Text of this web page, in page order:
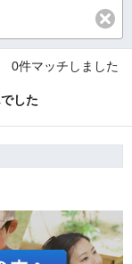
0件マッチしました
した